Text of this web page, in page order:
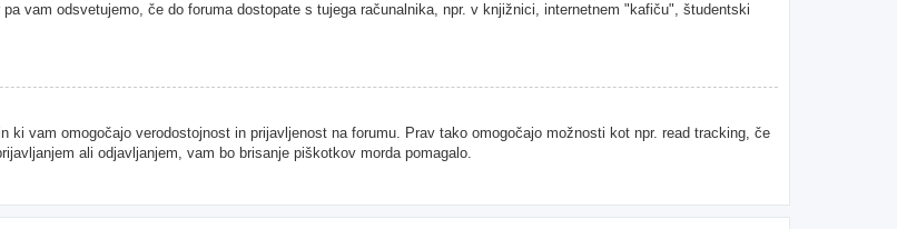
vam odsvetujemo, če do foruma dostopate s tujega računalnika, npr. v knjižnici, internetnem "kafiču", študentski
vam omogočajo verodostojnost in prijavljenost na forumu. Prav tako omogočajo možnosti kot npr. read tracking, če
ali odjavljanjem, vam bo brisanje piškotkov morda pomagalo.